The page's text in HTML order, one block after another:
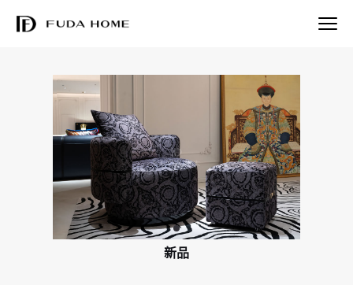
新品